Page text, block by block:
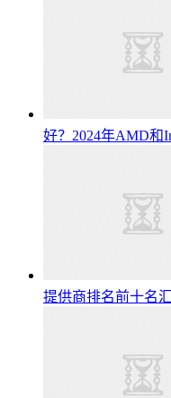
好？2024年AMD和
提供商排名前十名